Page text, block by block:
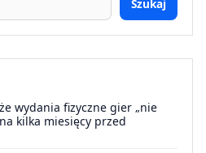
Szukaj
wydania fizyczne gier „nie
kilka miesięcy przed